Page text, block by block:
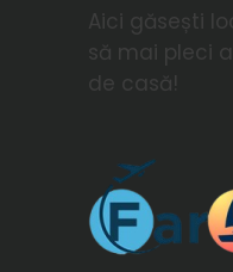
Aici găsești
să mai pleci
de casă!